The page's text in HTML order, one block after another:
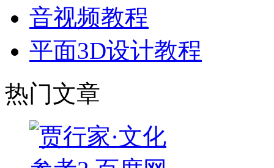
音视频教程
平面3D设计教程
热门文章